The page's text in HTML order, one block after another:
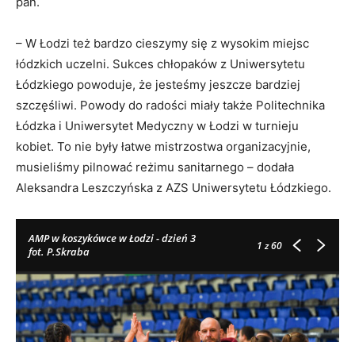
– W Łodzi też bardzo cieszymy się z wysokim miejsc
łódzkich uczelni. Sukces chłopaków z Uniwersytetu
Łódzkiego powoduje, że jesteśmy jeszcze bardziej
szczęśliwi. Powody do radości miały także Politechnika
Łódzka i Uniwersytet Medyczny w Łodzi w turnieju
kobiet. To nie były łatwe mistrzostwa organizacyjnie,
musieliśmy pilnować reżimu sanitarnego – dodała
Aleksandra Leszczyńska z AZS Uniwersytetu Łódzkiego.
AMP w koszykówce w Łodzi - dzień 3
fot. P.Skraba
1z 60